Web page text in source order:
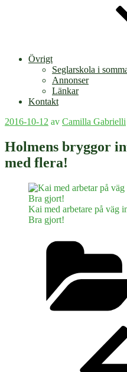
Övrigt
Seglarskola i
Annonser
Länkar
Kontakt
Publicerat
2016-10-12 av Camilla Gabrielli
Holmens bryggor
med flera!
Kai med arbetare på väg
Bra gjort!
Inläggsnavigering